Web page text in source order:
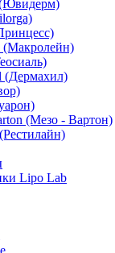
(Ювидерм)
(Макролейн)
(Дермахил)
(Мезо - Вартон)
Lipo Lab